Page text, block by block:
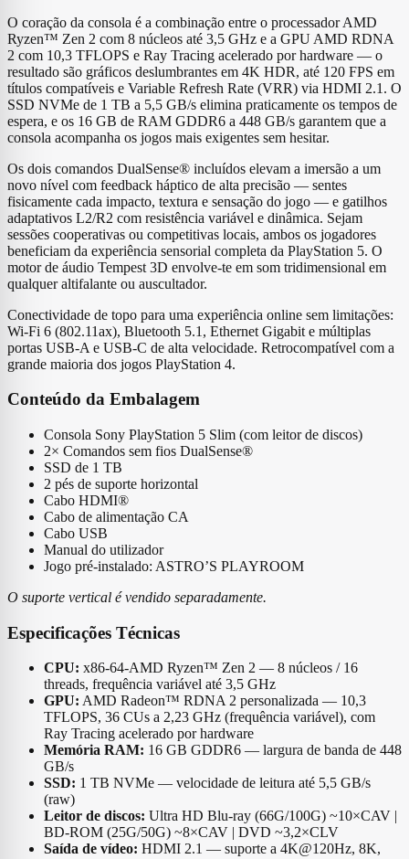
O coração da consola é a combinação entre o processador AMD
Ryzen™ Zen 2 com 8 núcleos até 3,5 GHz e a GPU AMD RDNA
2 com 10,3 TFLOPS e Ray Tracing acelerado por hardware — o
resultado são gráficos deslumbrantes em 4K HDR, até 120 FPS em
títulos compatíveis e Variable Refresh Rate (VRR) via HDMI 2.1. O
SSD NVMe de 1 TB a 5,5 GB/s elimina praticamente os tempos de
espera, e os 16 GB de RAM GDDR6 a 448 GB/s garantem que a
consola acompanha os jogos mais exigentes sem hesitar.
Os dois comandos DualSense® incluídos elevam a imersão a um
novo nível com feedback háptico de alta precisão — sentes
fisicamente cada impacto, textura e sensação do jogo — e gatilhos
adaptativos L2/R2 com resistência variável e dinâmica. Sejam
sessões cooperativas ou competitivas locais, ambos os jogadores
beneficiam da experiência sensorial completa da PlayStation 5. O
motor de áudio Tempest 3D envolve-te em som tridimensional em
qualquer altifalante ou auscultador.
Conectividade de topo para uma experiência online sem limitações:
Wi-Fi 6 (802.11ax), Bluetooth 5.1, Ethernet Gigabit e múltiplas
portas USB-A e USB-C de alta velocidade. Retrocompatível com a
grande maioria dos jogos PlayStation 4.
Conteúdo da Embalagem
Consola Sony PlayStation 5 Slim (com leitor de discos)
2× Comandos sem fios DualSense®
SSD de 1 TB
2 pés de suporte horizontal
Cabo HDMI®
Cabo de alimentação CA
Cabo USB
Manual do utilizador
Jogo pré-instalado: ASTRO’S PLAYROOM
O suporte vertical é vendido separadamente.
Especificações Técnicas
CPU: x86-64-AMD Ryzen™ Zen 2 — 8 núcleos / 16
threads, frequência variável até 3,5 GHz
GPU: AMD Radeon™ RDNA 2 personalizada — 10,3
TFLOPS, 36 CUs a 2,23 GHz (frequência variável), com
Ray Tracing acelerado por hardware
Memória RAM: 16 GB GDDR6 — largura de banda de 448
GB/s
SSD: 1 TB NVMe — velocidade de leitura até 5,5 GB/s
(raw)
Leitor de discos: Ultra HD Blu-ray (66G/100G) ~10×CAV |
BD-ROM (25G/50G) ~8×CAV | DVD ~3,2×CLV
Saída de vídeo: HDMI 2.1 — suporte a 4K@120Hz, 8K,